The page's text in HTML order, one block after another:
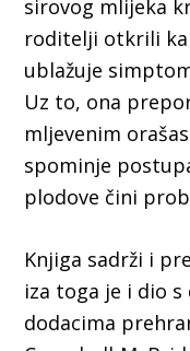
sirovog mlijeka
roditelji otkrili
ublažuje
Uz to, ona
mljevenim
spominje
plodove čini
Knjiga sadrži i
iza toga je i dio
dodacima